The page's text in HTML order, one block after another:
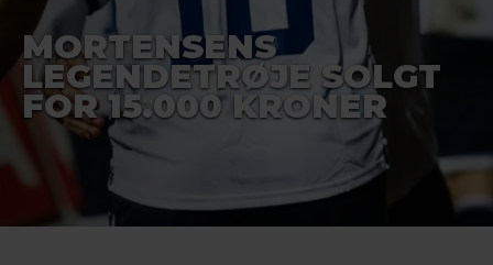
MORTENSENS
LEGENDETRØJE SOLGT
FOR 15.000 KRONER